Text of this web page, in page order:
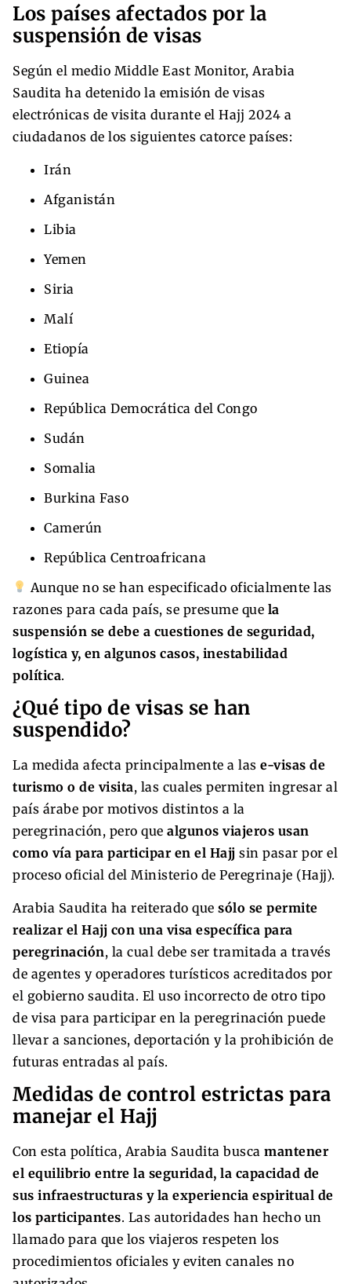
Los países afectados por la
suspensión de visas
Según el medio Middle East Monitor, Arabia
Saudita ha detenido la emisión de visas
electrónicas de visita durante el Hajj 2024 a
ciudadanos de los siguientes catorce países:
Irán
Afganistán
Libia
Yemen
Siria
Malí
Etiopía
Guinea
República Democrática del Congo
Sudán
Somalia
Burkina Faso
Camerún
República Centroafricana
Aunque no se han especificado oficialmente las
razones para cada país, se presume que la
suspensión se debe a cuestiones de seguridad,
logística y, en algunos casos, inestabilidad
política.
¿Qué tipo de visas se han
suspendido?
La medida afecta principalmente a las e-visas de
turismo o de visita, las cuales permiten ingresar al
país árabe por motivos distintos a la
peregrinación, pero que algunos viajeros usan
como vía para participar en el Hajj sin pasar por el
proceso oficial del Ministerio de Peregrinaje (Hajj).
Arabia Saudita ha reiterado que sólo se permite
realizar el Hajj con una visa específica para
peregrinación, la cual debe ser tramitada a través
de agentes y operadores turísticos acreditados por
el gobierno saudita. El uso incorrecto de otro tipo
de visa para participar en la peregrinación puede
llevar a sanciones, deportación y la prohibición de
futuras entradas al país.
Medidas de control estrictas para
manejar el Hajj
Con esta política, Arabia Saudita busca mantener
el equilibrio entre la seguridad, la capacidad de
sus infraestructuras y la experiencia espiritual de
los participantes. Las autoridades han hecho un
llamado para que los viajeros respeten los
procedimientos oficiales y eviten canales no